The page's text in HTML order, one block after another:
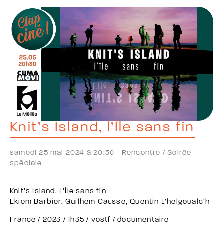
Knit’s Island, l’Île sans fin
samedi 25 mai 2024 à 20:30 - Rencontre /Soirée
spéciale
Knit’s Island, L’Île sans fin
Ekiem Barbier, Guilhem Causse, Quentin L’helgoualc’h
France / 2023 / 1h35 / vostf / documentaire